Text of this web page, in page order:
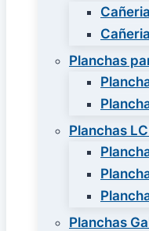
Planchas
Planchas
Planchas